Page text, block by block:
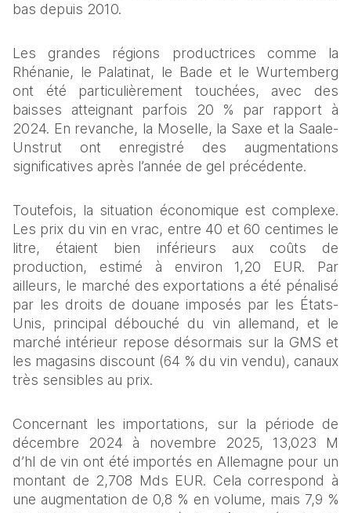
bas depuis 2010.
Les grandes régions productrices comme la
Rhénanie, le Palatinat, le Bade et le Wurtemberg
ont été particulièrement touchées, avec des
baisses atteignant parfois 20 % par rapport à
2024. En revanche, la Moselle, la Saxe et la Saale-
Unstrut ont enregistré des augmentations
significatives après l’année de gel précédente.
Toutefois, la situation économique est complexe.
Les prix du vin en vrac, entre 40 et 60 centimes le
litre, étaient bien inférieurs aux coûts de
production, estimé à environ 1,20 EUR. Par
ailleurs, le marché des exportations a été pénalisé
par les droits de douane imposés par les États-
Unis, principal débouché du vin allemand, et le
marché intérieur repose désormais sur la GMS et
les magasins discount (64 % du vin vendu), canaux
très sensibles au prix.
Concernant les importations, sur la période de
décembre 2024 à novembre 2025, 13,023 M
d’hl de vin ont été importés en Allemagne pour un
montant de 2,708 Mds EUR. Cela correspond à
une augmentation de 0,8 % en volume, mais 7,9 %